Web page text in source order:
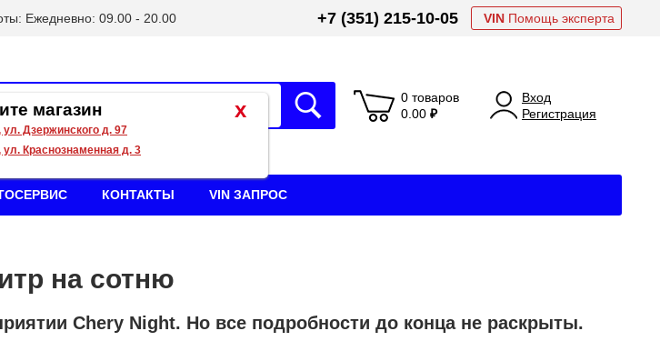
Ежедневно: 09.00 - 20.00 +7 (351) 215-10-05 VIN Помощь эксперта
0 товаров
0.00 ₽
Вход
Регистрация
КОНТАКТЫ VIN ЗАПРОС
на сотню
Chery Night. Но все подробности до конца не раскрыты.
x
магазин
ул. Дзержинского д. 97
ул. Краснознаменная д. 3